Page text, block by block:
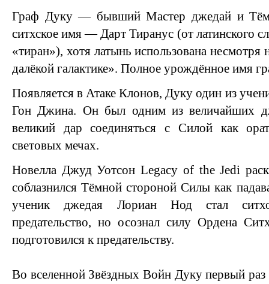
Граф Дуку — бывший Мастер джедай и
ситхское имя — Дарт Тиранус (от латинского
«тиран»), хотя латынь использована
далёкой галактике». Полное урождённое имя
Появляется в Атаке Клонов, Дуку один из
Гон Джина. Он был одним из величайших
великий дар соединяться с Силой как
световых мечах.
Новелла Джуд Уотсон Legacy of the Jedi
соблазнился Тёмной стороной Силы как
ученик джедая Лориан Нод стал
предательство, но осознал силу Ордена
подготовился к предательству.
Во вселенной Звёздных Войн Дуку первый